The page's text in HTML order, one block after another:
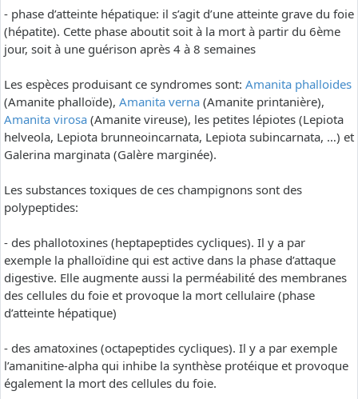
- phase d’atteinte hépatique: il s’agit d’une atteinte grave du foie
(hépatite). Cette phase aboutit soit à la mort à partir du 6ème
jour, soit à une guérison après 4 à 8 semaines
Les espèces produisant ce syndromes sont: Amanita phalloides
(Amanite phalloïde), Amanita verna (Amanite printanière),
Amanita virosa (Amanite vireuse), les petites lépiotes (Lepiota
helveola, Lepiota brunneoincarnata, Lepiota subincarnata, …) et
Galerina marginata (Galère marginée).
Les substances toxiques de ces champignons sont des
polypeptides:
- des phallotoxines (heptapeptides cycliques). Il y a par
exemple la phalloïdine qui est active dans la phase d’attaque
digestive. Elle augmente aussi la perméabilité des membranes
des cellules du foie et provoque la mort cellulaire (phase
d’atteinte hépatique)
- des amatoxines (octapeptides cycliques). Il y a par exemple
l’amanitine-alpha qui inhibe la synthèse protéique et provoque
également la mort des cellules du foie.